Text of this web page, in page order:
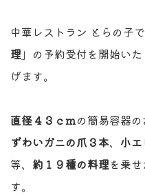
中華レストラン とらの子
理」の予約受付を開始い
げます。
直径４３ｃｍの簡易容器の
ずわいガニの爪３本、 小
等、 約１９種の料理を乗
す。